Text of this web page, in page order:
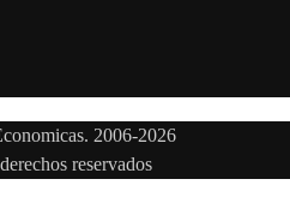
2006-2026
reservados